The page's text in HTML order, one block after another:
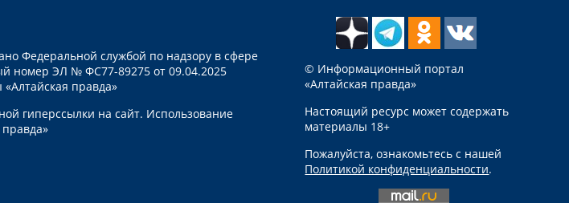
Федеральной службой по надзору в сфере
номер ЭЛ № ФС77-89275 от 09.04.2025
правда»
гиперссылки на сайт. Использование
© Информационный портал
«Алтайская правда»
Настоящий ресурс может содержать
материалы 18+
Пожалуйста, ознакомьтесь с нашей
Политикой конфиденциальности.